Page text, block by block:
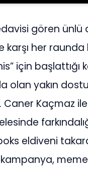
gören ünlü
karşı her
için
yakın dostu
Caner Kaçmaz
eldiveni
meme